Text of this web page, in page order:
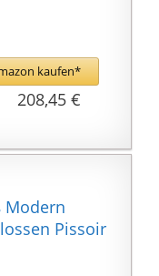
kaufen*
208,45 €
Modern
Pissoir